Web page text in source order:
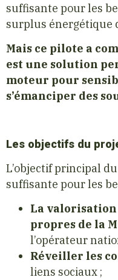
suffisante pour les
surplus énergétique
Mais ce pilote a
est une solution
moteur pour
s’émanciper des
Les objectifs du
L’objectif principal
suffisante pour les
La
propres de la
l’opérateur
Réveiller les
liens sociaux ;